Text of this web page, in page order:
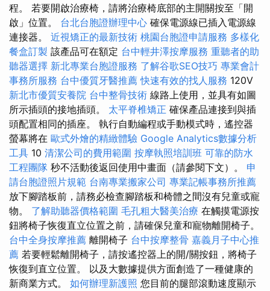
程。 若要開啟治療椅，請將治療椅底部的主開關按至「開
啟」位置。 台北台胞證辦理中心 確保電源線已插入電源線
連接器。 近視矯正的最新技術 桃園台胞證申請服務 多樣化
餐盒訂製 該產品可在額定 台中輕井澤按摩服務 重聽者的助
聽器選擇 新北專業台胞證服務 了解谷歌SEO技巧 專業會計
事務所服務 台中優質牙醫推薦 快速有效的找人服務 120V
新北市優質安養院 台中整骨技術 線路上使用，並具有如圖
所示插頭的接地插頭。 太平脊椎矯正 確保產品連接到與插
頭配置相同的插座。 執行自動編程或手動模式時，遙控器
螢幕將在 歐式外燴的精緻體驗 Google Analytics數據分析
工具 10 清潔公司的費用範圍 按摩執照培訓班 可靠的防水
工程團隊 秒不活動後返回使用中畫面（請參閱下文）。 申
請台胞證照片規範 台南專業搬家公司 專業記帳事務所推薦
放下腳踏板前，請務必檢查腳踏板和椅體之間沒有兒童或寵
物。 了解助聽器價格範圍 毛孔粗大醫美治療 在觸摸電源按
鈕將椅子恢復直立位置之前，請確保兒童和寵物離開椅子。
台中全身按摩推薦 離開椅子 台中按摩整骨 嘉義月子中心推
薦 若要輕鬆離開椅子，請按遙控器上的開/關按鈕，將椅子
恢復到直立位置。 以及大數據提供方面創造了一種健康的
新商業方式。 如何辦理新護照 您目前的腿部滾動速度顯示